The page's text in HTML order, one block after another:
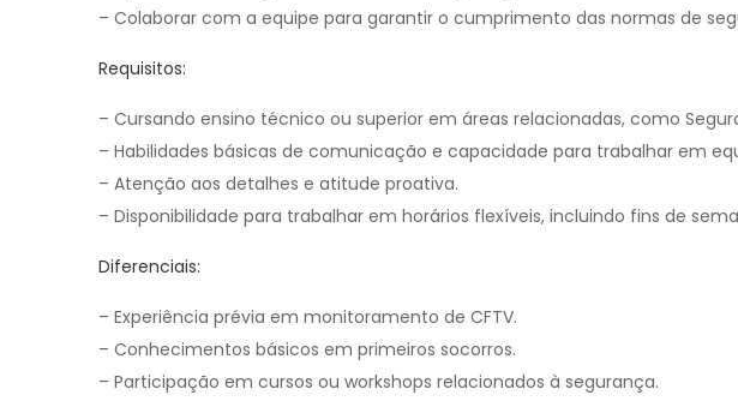
– Colaborar com a equipe para garantir o cumprimento das normas de
Requisitos:
– Cursando ensino técnico ou superior em áreas relacionadas, como
– Habilidades básicas de comunicação e capacidade para trabalhar em
– Atenção aos detalhes e atitude proativa.
– Disponibilidade para trabalhar em horários flexíveis, incluindo fins de
Diferenciais:
– Experiência prévia em monitoramento de CFTV.
– Conhecimentos básicos em primeiros socorros.
– Participação em cursos ou workshops relacionados à segurança.